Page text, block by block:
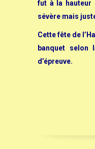
fut à la hauteur
sévère mais
Cette fête de
banquet selon
d’épreuve.